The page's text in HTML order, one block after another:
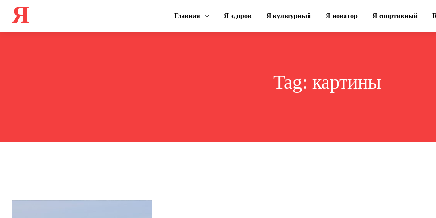
Я Главная Я здоров Я культурный Я новатор Я спортивный
Tag: картины